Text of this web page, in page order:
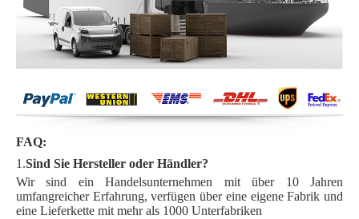
FAQ:
1.Sind Sie Hersteller oder Händler?
Wir sind ein Handelsunternehmen mit über 10 Jahren
umfangreicher Erfahrung, verfügen über eine eigene Fabrik und
eine Lieferkette mit mehr als 1000 Unterfabriken